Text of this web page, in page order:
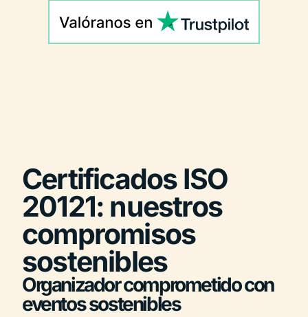
Certificados ISO
20121: nuestros
compromisos
sostenibles
Organizador comprometido con
eventos sostenibles